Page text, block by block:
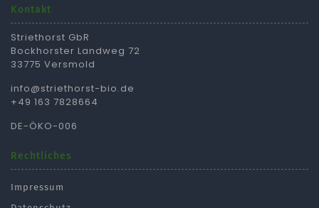
Kontakt
Striethorst GbR
Bockhorster Landweg 72
33775 Versmold
info@striethorst-bio.de
+49 163 7828664
DE-ÖKO-006
Rechtliches
Impressum